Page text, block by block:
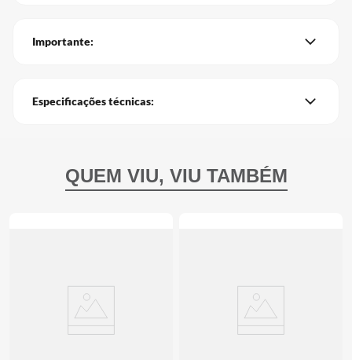
Importante:
Especificações técnicas: